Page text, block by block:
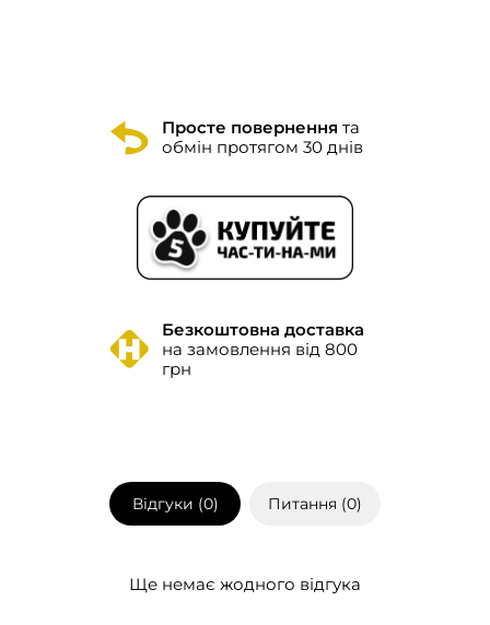
Просте повернення та
обмін протягом 30 днів
Безкоштовна доставка
на замовлення від 800
грн
Відгуки (0) Питання (0)
Ще немає жодного відгука